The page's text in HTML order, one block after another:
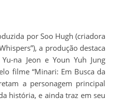
por Soo Hugh (criadora
a produção destaca
na Jeon e Youn Yuh Jung
filme “Minari: Em Busca da
a personagem principal
história, e ainda traz em seu